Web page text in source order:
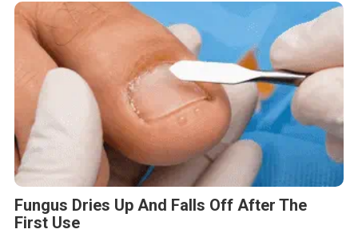
Fungus Dries Up And Falls Off After The
First Use